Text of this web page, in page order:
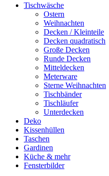
Tischwäsche
Ostern
Weihnachten
Decken / Kleinteile
Decken quadratisch
Große Decken
Runde Decken
Mitteldecken
Meterware
Sterne Weihnachten
Tischbänder
Tischläufer
Unterdecken
Deko
Kissenhüllen
Taschen
Gardinen
Küche & mehr
Fensterbilder